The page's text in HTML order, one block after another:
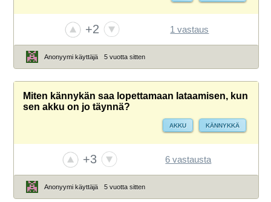
+2 1 vastaus
Anonyymi käyttäjä 5 vuotta sitten
Miten kännykän saa lopettamaan lataamisen, kun
sen akku on jo täynnä?
AKKU KÄNNYKKÄ
+3 6 vastausta
Anonyymi käyttäjä 5 vuotta sitten